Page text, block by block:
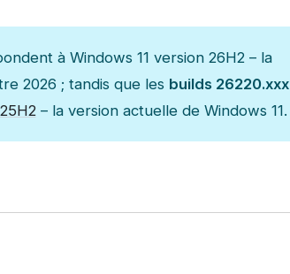
à Windows 11 version 26H2 – la
2026 ; tandis que les builds 26220.xxx
– la version actuelle de Windows 11.